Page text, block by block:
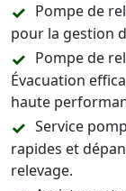
Pompe de
pour la gestion
Pompe de
Évacuation
haute
Service
rapides et
relevage.